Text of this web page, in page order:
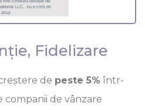
Fidelizare
de peste 5% într-
de vânzare